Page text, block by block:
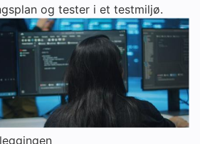
og tester i et testmiljø.